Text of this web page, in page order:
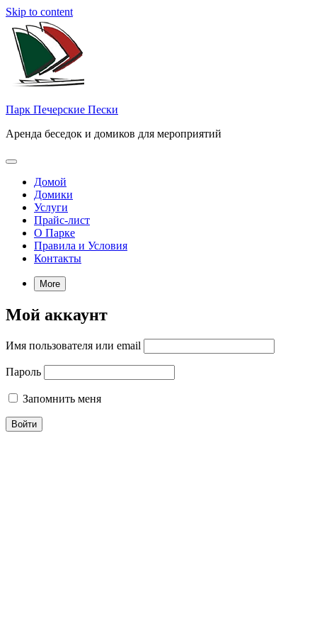
Skip to content
Парк Печерские Пески
Аренда беседок и домиков для мероприятий
Домой
Домики
Услуги
Прайс-лист
О Парке
Правила и Условия
Контакты
More
Мой аккаунт
Имя пользователя или email
Пароль
Запомнить меня